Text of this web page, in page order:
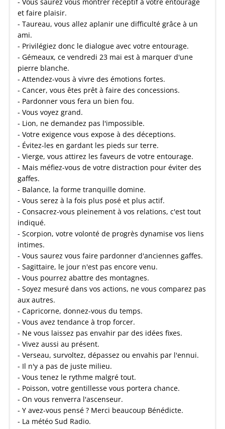
et faire plaisir.
- Taureau, vous allez aplanir une difficulté grâce à un
ami.
- Privilégiez donc le dialogue avec votre entourage.
- Gémeaux, ce vendredi 23 mai est à marquer d'une
pierre blanche.
- Attendez-vous à vivre des émotions fortes.
- Cancer, vous êtes prêt à faire des concessions.
- Pardonner vous fera un bien fou.
- Vous voyez grand.
- Lion, ne demandez pas l'impossible.
- Votre exigence vous expose à des déceptions.
- Évitez-les en gardant les pieds sur terre.
- Vierge, vous attirez les faveurs de votre entourage.
- Mais méfiez-vous de votre distraction pour éviter des
gaffes.
- Balance, la forme tranquille domine.
- Vous serez à la fois plus posé et plus actif.
- Consacrez-vous pleinement à vos relations, c'est tout
indiqué.
- Scorpion, votre volonté de progrès dynamise vos liens
intimes.
- Vous saurez vous faire pardonner d'anciennes gaffes.
- Sagittaire, le jour n'est pas encore venu.
- Vous pourrez abattre des montagnes.
- Soyez mesuré dans vos actions, ne vous comparez pas
aux autres.
- Capricorne, donnez-vous du temps.
- Vous avez tendance à trop forcer.
- Ne vous laissez pas envahir par des idées fixes.
- Vivez aussi au présent.
- Verseau, survoltez, dépassez ou envahis par l'ennui.
- Il n'y a pas de juste milieu.
- Vous tenez le rythme malgré tout.
- Poisson, votre gentillesse vous portera chance.
- On vous renverra l'ascenseur.
- Y avez-vous pensé ? Merci beaucoup Bénédicte.
- La météo Sud Radio.